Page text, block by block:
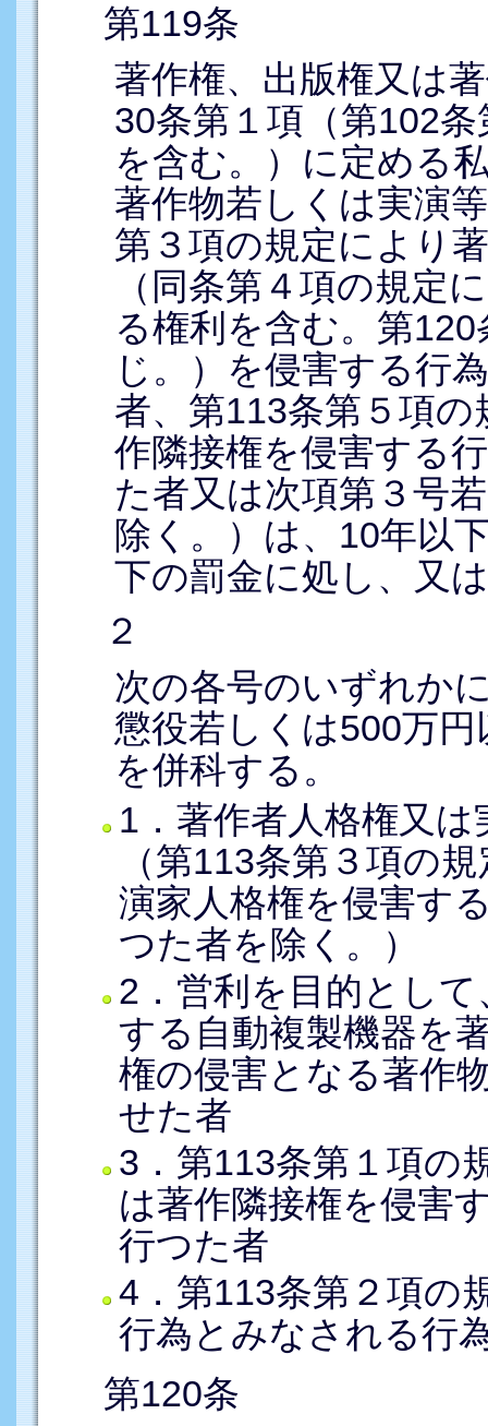
第119条
著作権、出版権又は
30条第１項（第102
を含む。）に定める
著作物若しくは実演
第３項の規定により
（同条第４項の規定
る権利を含む。第
じ。）を侵害する行
者、第113条第５項
作隣接権を侵害する
た者又は次項第３号
除く。）は、10年以
下の罰金に処し、又
２
次の各号のいずれか
懲役若しくは500万
を併科する。
1．著作者人格権又
（第113条第３項の
演家人格権を侵害す
つた者を除く。）
2．営利を目的とし
する自動複製機器を
権の侵害となる著作
せた者
3．第113条第１項の
は著作隣接権を侵害
行つた者
4．第113条第２項の
行為とみなされる行
第120条